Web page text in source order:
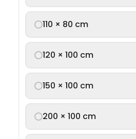
110 × 80 cm
120 × 100 cm
150 × 100 cm
200 × 100 cm